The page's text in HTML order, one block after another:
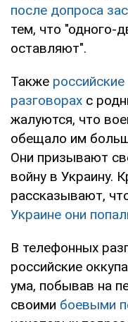
после допроса
тем, что "одного-
оставляют".
Также
разговорах с
жалуются, что
обещало им
Они призывают
войну в Украину.
рассказывают,
Украине они
В телефонных
российские
ума, побывав на
своими боевыми